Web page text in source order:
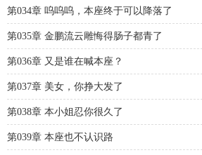
第034章 呜呜呜，本座终于可以降落了
第035章 金鹏流云雕悔得肠子都青了
第036章 又是谁在喊本座？
第037章 美女，你挣大发了
第038章 本小姐忍你很久了
第039章 本座也不认识路